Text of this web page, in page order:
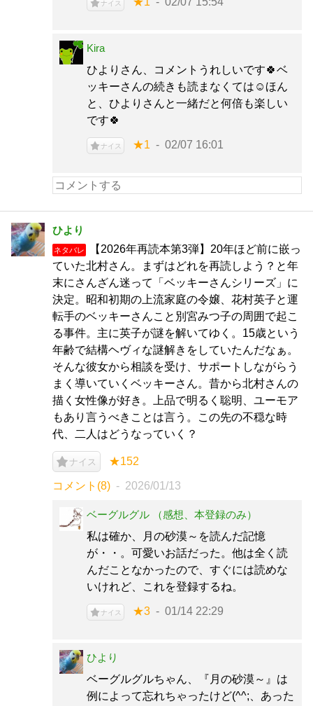
ナイス
Kira
ひよりさん、コメントうれしいです🍀ベ
ッキーさんの続きも読まなくては☺️ほん
と、ひよりさんと一緒だと何倍も楽しい
です🍀
ナイス ★1 02/07 16:01
ひより
ネタバレ
【2026年再読本第3弾】20年ほど前に嵌っ
ていた北村さん。まずはどれを再読しよう？と年
末にさんざん迷って「ベッキーさんシリーズ」に
決定。昭和初期の上流家庭の令嬢、花村英子と運
転手のベッキーさんこと別宮みつ子の周囲で起こ
る事件。主に英子が謎を解いてゆく。15歳という
年齢で結構ヘヴィな謎解きをしていたんだなぁ。
そんな彼女から相談を受け、サポートしながらう
まく導いていくベッキーさん。昔から北村さんの
描く女性像が好き。上品で明るく聡明、ユーモア
もあり言うべきことは言う。この先の不穏な時
代、二人はどうなっていく？
ナイス ★152
コメント(8) 2026/01/13
ベーグルグル （感想、本登録のみ）
私は確か、月の砂漠～を読んだ記憶
が・・。可愛いお話だった。他は全く読
んだことなかったので、すぐには読めな
いけれど、これを登録するね。
ナイス ★3 01/14 22:29
ひより
ベーグルグルちゃん、『月の砂漠～』は
例によって忘れちゃったけど(^^;、あった